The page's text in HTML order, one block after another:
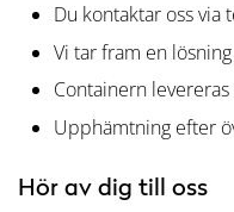
Du kontaktar oss
Vi tar fram en
Containern
Upphämtning efter
Hör av dig till oss